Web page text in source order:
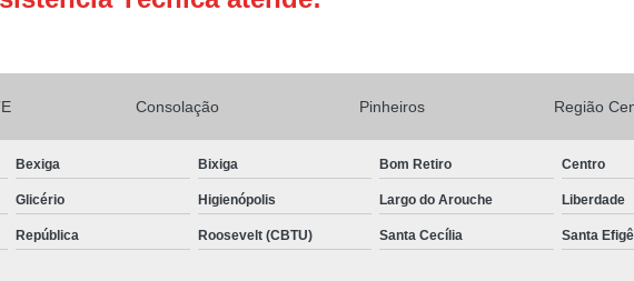
Conserto de Adega Brastemp
Conserto
Conserto de Adega de Vinho
Conserto de Adega
Assistencia Tecnica e Conserto Geladeira Expositora
Conserto de Geladeira Expositora de Bebidas
Consolação Pinheiros Região
Bexiga Bixiga Bom Retiro Centro
Glicério Higienópolis Largo do Arouche Liberdade
República Roosevelt (CBTU) Santa Cecília Santa